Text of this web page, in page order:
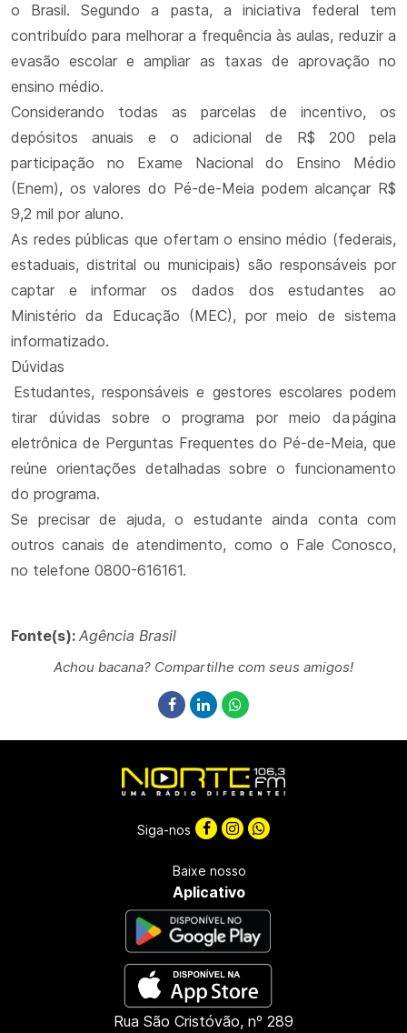
o Brasil. Segundo a pasta, a iniciativa federal tem
contribuído para melhorar a frequência às aulas, reduzir a
evasão escolar e ampliar as taxas de aprovação no
ensino médio.
Considerando todas as parcelas de incentivo, os
depósitos anuais e o adicional de R$ 200 pela
participação no Exame Nacional do Ensino Médio
(Enem), os valores do Pé-de-Meia podem alcançar R$
9,2 mil por aluno.
As redes públicas que ofertam o ensino médio (federais,
estaduais, distrital ou municipais) são responsáveis por
captar e informar os dados dos estudantes ao
Ministério da Educação (MEC), por meio de sistema
informatizado.
Dúvidas
Estudantes, responsáveis e gestores escolares podem
tirar dúvidas sobre o programa por meio da página
eletrônica de Perguntas Frequentes do Pé-de-Meia, que
reúne orientações detalhadas sobre o funcionamento
do programa.
Se precisar de ajuda, o estudante ainda conta com
outros canais de atendimento, como o Fale Conosco,
no telefone 0800-616161.
Fonte(s): Agência Brasil
Achou bacana? Compartilhe com seus amigos!
Rua São Cristóvão, nº 289
Siga-nos
Baixe nosso
Aplicativo